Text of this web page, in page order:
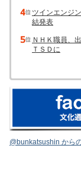
ツインエンジ
結発表
ＮＨＫ職員、
ＴＳＤに
@bunkatsushin から